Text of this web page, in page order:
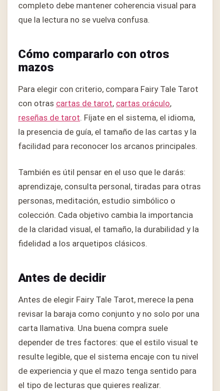
completo debe mantener coherencia visual para
que la lectura no se vuelva confusa.
Cómo compararlo con otros
mazos
Para elegir con criterio, compara Fairy Tale Tarot
con otras cartas de tarot, cartas oráculo,
reseñas de tarot. Fíjate en el sistema, el idioma,
la presencia de guía, el tamaño de las cartas y la
facilidad para reconocer los arcanos principales.
También es útil pensar en el uso que le darás:
aprendizaje, consulta personal, tiradas para otras
personas, meditación, estudio simbólico o
colección. Cada objetivo cambia la importancia
de la claridad visual, el tamaño, la durabilidad y la
fidelidad a los arquetipos clásicos.
Antes de decidir
Antes de elegir Fairy Tale Tarot, merece la pena
revisar la baraja como conjunto y no solo por una
carta llamativa. Una buena compra suele
depender de tres factores: que el estilo visual te
resulte legible, que el sistema encaje con tu nivel
de experiencia y que el mazo tenga sentido para
el tipo de lecturas que quieres realizar.